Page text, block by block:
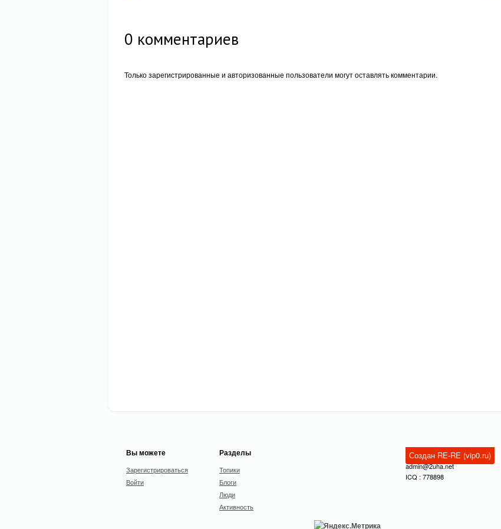
0 комментариев
Только зарегистрированные и авторизованные пользователи могут оставлять комментарии.
Вы можете
Зарегистрироваться
Войти
Разделы
Топики
Блоги
Люди
Активность
Создан RE-RE (vip0.ru)
admin@2uha.net
ICQ : 778898